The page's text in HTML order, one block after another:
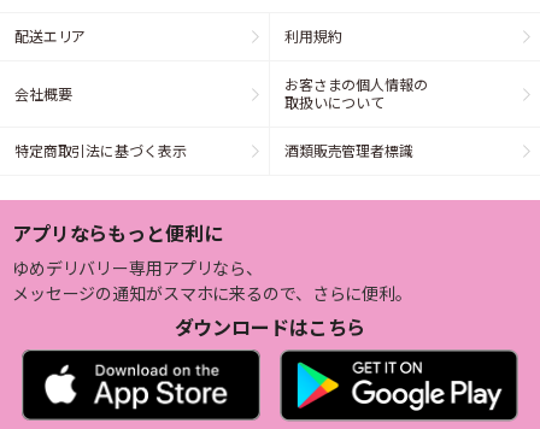
配送エリア 利用規約
会社概要
お客さまの個人情報の
取扱いについて
特定商取引法に基づく表示 酒類販売管理者標識
アプリならもっと便利に
ゆめデリバリー専用アプリなら、
メッセージの通知がスマホに来るので、さらに便利。
ダウンロードはこちら